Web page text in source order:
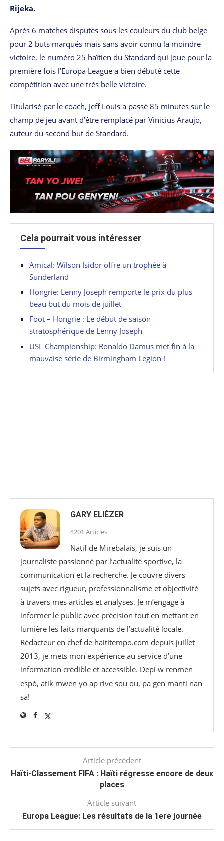
Rijeka.
Après 6 matches disputés sous les couleurs du club belge
pour 2 buts marqués mais sans avoir connu la moindre
victoire, le numéro 25 haïtien du Standard qui joue pour la
première fois l’Europa League a bien débuté cette
compétition avec une très belle victoire.
Titularisé par le coach, Jeff Louis a passé 85 minutes sur le
champ de jeu avant d’être remplacé par Vinicius Araujo,
auteur du second but de Standard.
Cela pourrait vous intéresser
Amical: Wilson Isidor offre un trophée à
Sunderland
Hongrie: Lenny Joseph remporte le prix du plus
beau but du mois de juillet
Foot – Hongrie : Le début de saison
stratosphérique de Lenny Joseph
USL Championship: Ronaldo Damus met fin à la
mauvaise série de Birmingham Legion !
GARY ELIÉZER
4201 Articles
Natif de Mirebalais, je suis un
journaliste passionné par l’actualité sportive, la
communication et la recherche. Je couvre divers
sujets avec rigueur, professionnalisme et objectivité
à travers mes articles et analyses. Je m’engage à
informer le public avec précision tout en mettant en
lumière les faits marquants de l’actualité locale.
Rédacteur en chef de haititempo.com⁠ depuis juillet
2013, je mets mon expérience au service d’une
information crédible et accessible. Depi w renmen
espò, atik mwen yo ap rive sou ou, pa gen manti nan
sa!
Article précédent
Haïti-Classement FIFA : Haïti régresse encore de deux
places
Article suivant
Europa League: Les résultats de la 1ere journée